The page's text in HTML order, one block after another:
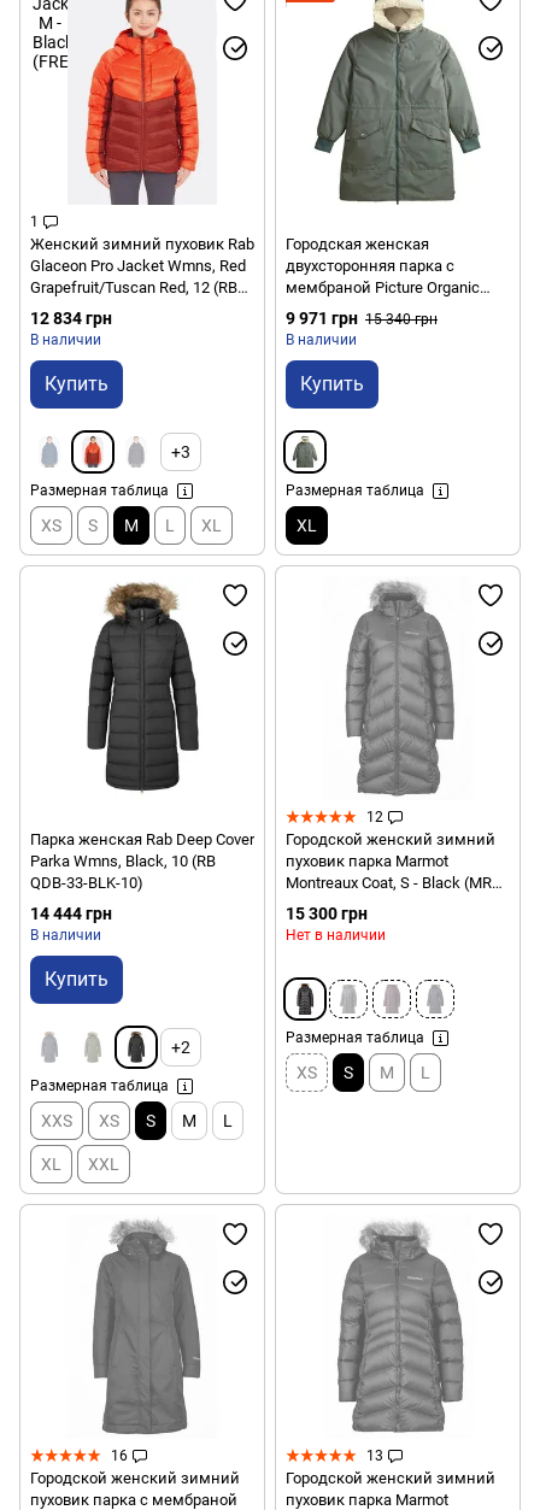
1
Женский зимний пуховик Rab
Glaceon Pro Jacket Wmns, Red
Grapefruit/Tuscan Red, 12 (RB
QDE-69-RGT-12)
12 834 грн
В наличии
Купить
+3
Размерная таблица
XS S M L XL
Городская женская
двухсторонняя парка с
мембраной Picture Organic
Inukee Rev W 2024, Concrete
Grey, XL (3663270718838)
9 971 грн 15 340 грн
В наличии
Купить
Размерная таблица
XL
Парка женская Rab Deep Cover
Parka Wmns, Black, 10 (RB
QDB-33-BLK-10)
14 444 грн
В наличии
Купить
+2
Размерная таблица
XXS XS S M L
XL XXL
12
Городской женский зимний
пуховик парка Marmot
Montreaux Coat, S - Black (MRT
78090.001-S)
15 300 грн
Нет в наличии
Размерная таблица
XS S M L
16
Городской женский зимний
пуховик парка с мембраной
13
Городской женский зимний
пуховик парка Marmot